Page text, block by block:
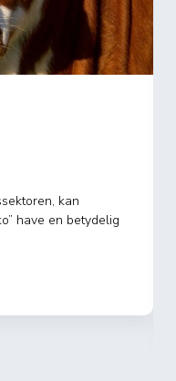
kan
have en betydelig